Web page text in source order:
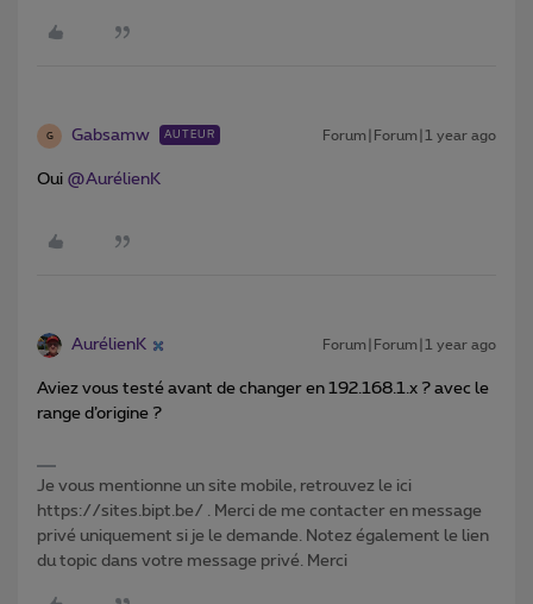
G Gabsamw AUTEUR Forum|Forum|1 year ago
Oui ​ @AurélienK
AurélienK Forum|Forum|1 year ago
Aviez vous testé avant de changer en 192.168.1.x ? avec le
range d’origine ?
Je vous mentionne un site mobile, retrouvez le ici
https://sites.bipt.be/ . Merci de me contacter en message
privé uniquement si je le demande. Notez également le lien
du topic dans votre message privé. Merci